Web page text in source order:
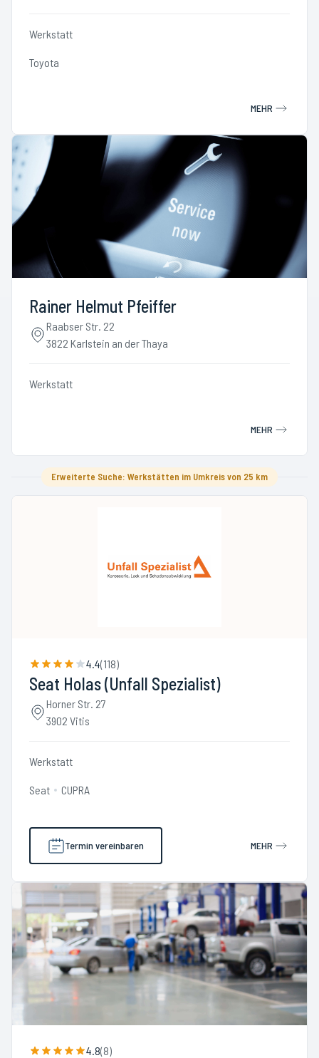
Werkstatt
Toyota
MEHR
Rainer Helmut Pfeiffer
Raabser Str. 22
3822 Karlstein an der Thaya
Werkstatt
MEHR
Erweiterte Suche: Werkstätten im Umkreis von 25 km
4.4(118)
Seat Holas (Unfall Spezialist)
Horner Str. 27
3902 Vitis
Werkstatt
Seat CUPRA
Termin vereinbaren MEHR
4.8(8)